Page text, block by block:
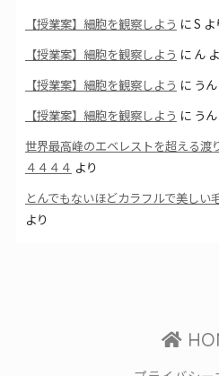
【授業案】細胞を観察しよう にS よ
【授業案】細胞を観察しよう に ん
【授業案】細胞を観察しよう に う
【授業案】細胞を観察しよう に う
世界最高峰のエベレストを超える渡
４４４４ より
とんでもないほどカラフルで美しい
より